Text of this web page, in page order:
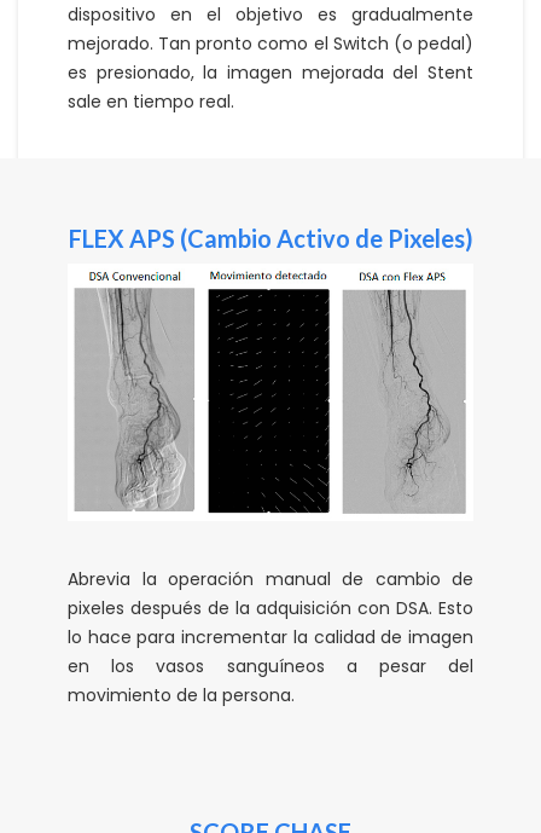
dispositivo en el objetivo es gradualmente
mejorado. Tan pronto como el Switch (o pedal)
es presionado, la imagen mejorada del Stent
sale en tiempo real.
FLEX APS (Cambio Activo de Pixeles)
Abrevia la operación manual de cambio de
pixeles después de la adquisición con DSA. Esto
lo hace para incrementar la calidad de imagen
en los vasos sanguíneos a pesar del
movimiento de la persona.